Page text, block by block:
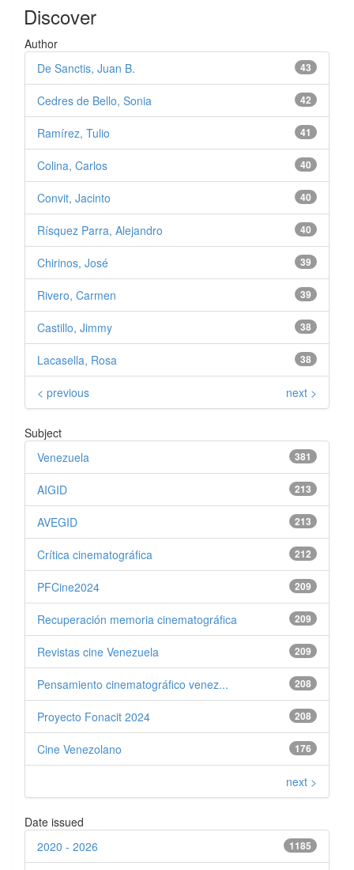
Discover
Author
43
De Sanctis, Juan B.
42
Cedres de Bello, Sonia
41
Ramírez, Tulio
40
Colina, Carlos
40
Convit, Jacinto
40
Rísquez Parra, Alejandro
39
Chirinos, José
39
Rivero, Carmen
38
Castillo, Jimmy
38
Lacasella, Rosa
< previous next >
Subject
381
Venezuela
213
AIGID
213
AVEGID
212
Crítica cinematográfica
209
PFCine2024
209
Recuperación memoria cinematográfica
209
Revistas cine Venezuela
208
Pensamiento cinematográfico venez...
208
Proyecto Fonacit 2024
176
Cine Venezolano
next >
Date issued
1185
2020 - 2026